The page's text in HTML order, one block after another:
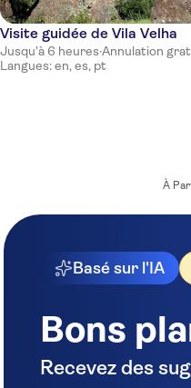
Visite guidée de Vila Velha
Jusqu'à 6 heures·Annulation
Langues: en, es, pt
À
Basé sur l'IA
Bons
Recevez des